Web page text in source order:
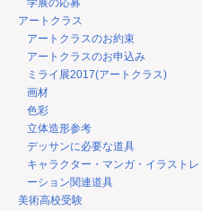
学展の応募
アートクラス
アートクラスのお約束
アートクラスのお申込み
ミライ展2017(アートクラス)
画材
色彩
立体造形参考
デッサンに必要な道具
キャラクター・マンガ・イラストレ
ーション関連道具
美術高校受験